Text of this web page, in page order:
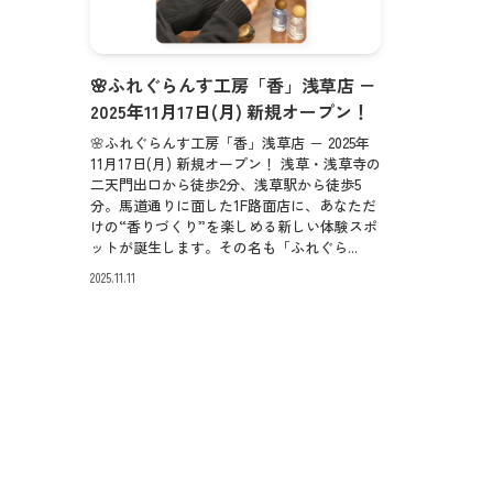
🌸ふれぐらんす工房「香」浅草店 －
2025年11月17日(月) 新規オープン！
🌸ふれぐらんす工房「香」浅草店 － 2025年
11月17日(月) 新規オープン！ 浅草・浅草寺の
二天門出口から徒歩2分、浅草駅から徒歩5
分。馬道通りに面した1F路面店に、あなただ
けの“香りづくり”を楽しめる新しい体験スポ
ットが誕生します。その名も「ふれぐら...
2025.11.11